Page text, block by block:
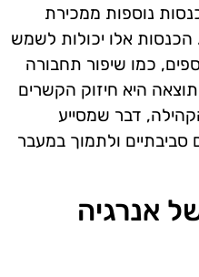
נוספות ממכירת
אלו יכולות לשמש
כמו שיפור תחבורה
היא חיזוק הקשרים
דבר שמסייע
סביבתיים ולתמוך במעבר
אנרגיה